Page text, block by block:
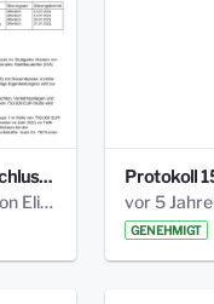
Grundsatzbeschluss Bismarckplatz_440_2021.pdf
vor 3 Jahren von Elisa Söll
GENEHMIGT